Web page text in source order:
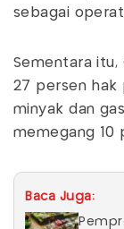
sebagai
Sementara itu,
27 persen hak
minyak dan
memegang 10
Baca Juga: